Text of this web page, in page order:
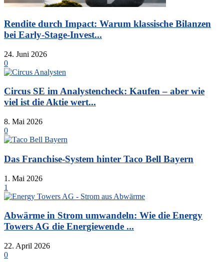
Rendite durch Impact: Warum klassische Bilanzen
bei Early-Stage-Invest...
24. Juni 2026
0
Circus SE im Analystencheck: Kaufen – aber wie
viel ist die Aktie wert...
8. Mai 2026
0
Das Franchise-System hinter Taco Bell Bayern
1. Mai 2026
1
Abwärme in Strom umwandeln: Wie die Energy
Towers AG die Energiewende ...
22. April 2026
0